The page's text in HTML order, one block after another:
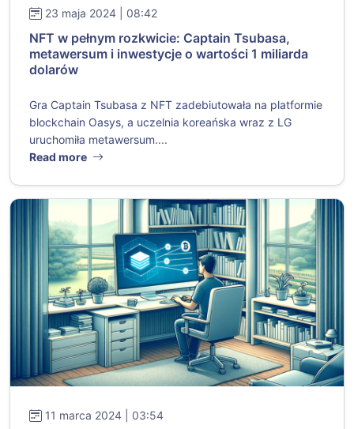
23 maja 2024 | 08:42
NFT w pełnym rozkwicie: Captain Tsubasa,
metawersum i inwestycje o wartości 1 miliarda
dolarów
Gra Captain Tsubasa z NFT zadebiutowała na platformie
blockchain Oasys, a uczelnia koreańska wraz z LG
uruchomiła metawersum....
Read more
11 marca 2024 | 03:54